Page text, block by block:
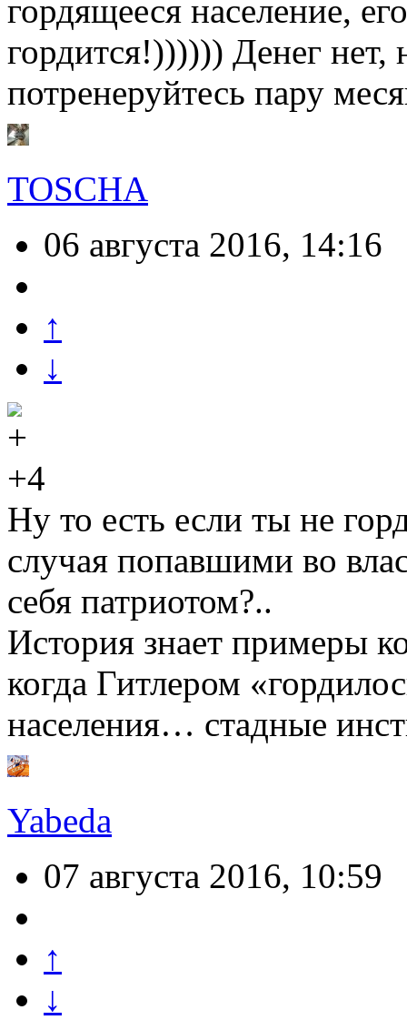
гордящееся население,
гордится!)))))) Денег
потренеруйтесь пару
TOSCHA
06 августа 2016, 14:16
↑
↓
+4
Ну то есть если ты не
случая попавшими во
себя патриотом?..
История знает примеры
когда Гитлером
населения… стадные
Yabeda
07 августа 2016, 10:59
↑
↓